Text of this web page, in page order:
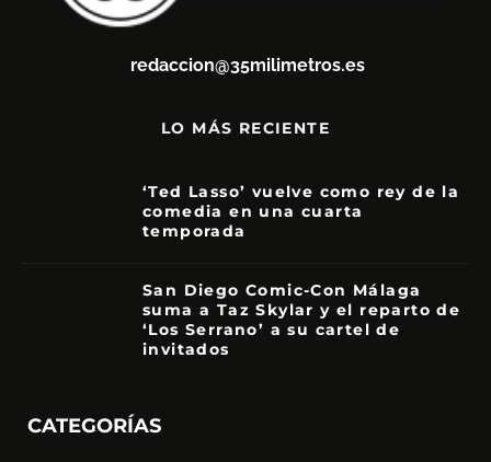
redaccion@35milimetros.es
LO MÁS RECIENTE
‘Ted Lasso’ vuelve como rey de la
comedia en una cuarta
temporada
San Diego Comic-Con Málaga
suma a Taz Skylar y el reparto de
‘Los Serrano’ a su cartel de
invitados
CATEGORÍAS